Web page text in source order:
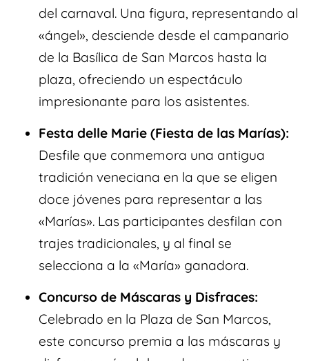
del carnaval. Una figura, representando al
«ángel», desciende desde el campanario
de la Basílica de San Marcos hasta la
plaza, ofreciendo un espectáculo
impresionante para los asistentes.
Festa delle Marie (Fiesta de las Marías):
Desfile que conmemora una antigua
tradición veneciana en la que se eligen
doce jóvenes para representar a las
«Marías». Las participantes desfilan con
trajes tradicionales, y al final se
selecciona a la «María» ganadora.
Concurso de Máscaras y Disfraces:
Celebrado en la Plaza de San Marcos,
este concurso premia a las máscaras y